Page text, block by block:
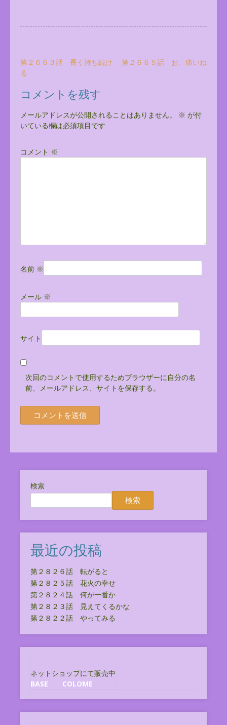
投
稿
ナ
ゲ
ー
シ
ョ
第２６６３話 長く持ち続け
る
第２６６５話 お、痛いね
コメントを残す
メールアドレスが公開されることはありません。 ※ が付
いている欄は必須項目です
コメント ※
名前 ※
メール ※
サイト
次回のコメントで使用するためブラウザーに自分の名
前、メールアドレス、サイトを保存する。
検索
検索
最近の投稿
第２８２６話 転がると
第２８２５話 花火の幸せ
第２８２４話 何が一番か
第２８２３話 見えてくるかな
第２８２２話 やってみる
ネットショップにて販売中
BASE
COLOME